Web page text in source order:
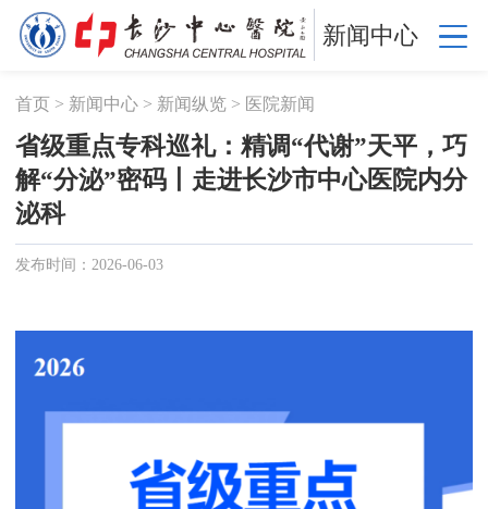
新闻中心
首页 > 新闻中心 > 新闻纵览 > 医院新闻
省级重点专科巡礼：精调“代谢”天平，巧
解“分泌”密码丨走进长沙市中心医院内分
泌科
发布时间：2026-06-03